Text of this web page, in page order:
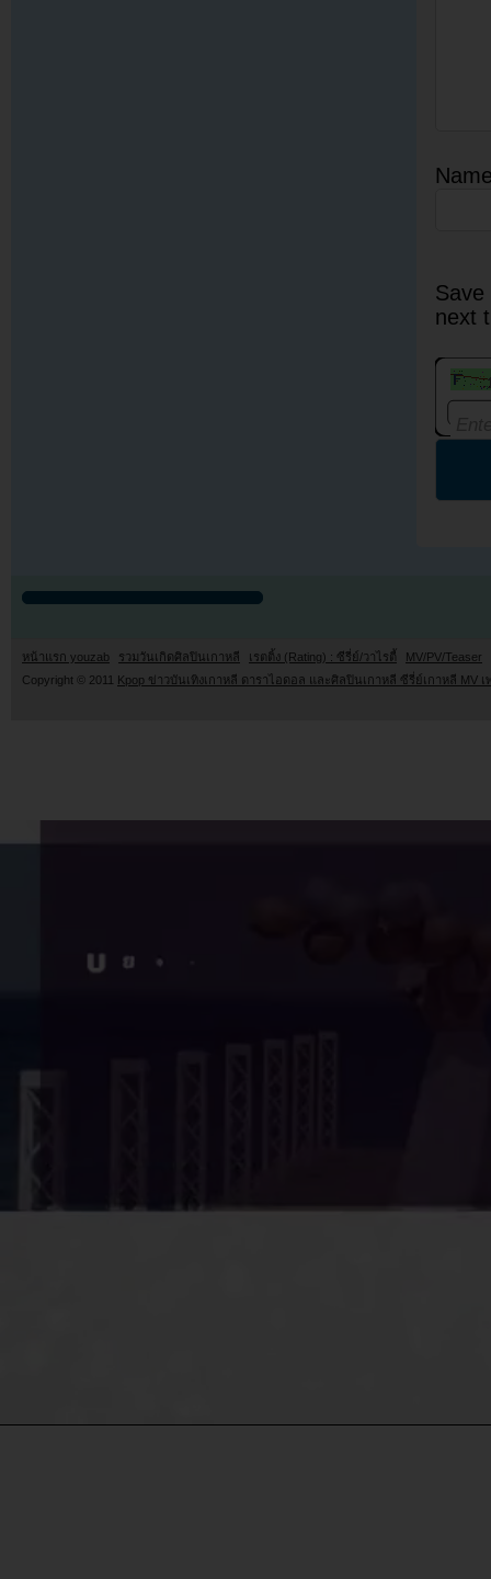
next
หน้าแรก youzab รวมวันเกิดศิลปินเกาหลี เรตติ้ง (Rating) : ซีรี่ย์/วาไรตี้
MV/PV/Teaser
Copyright © 2011 Kpop ข่าวบันเทิงเกาหลี ดาราไอดอล และศิลปินเกาหลี ซีรี่ย์เกาหลี MV